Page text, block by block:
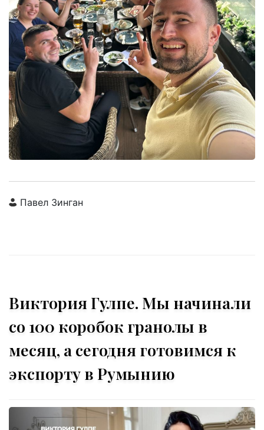
Павел Зинган
Виктория Гулпе. Мы начинали
со 100 коробок гранолы в
месяц, а сегодня готовимся к
экспорту в Румынию